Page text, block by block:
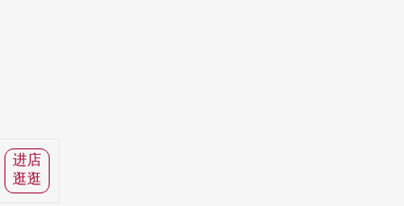
进店
逛逛